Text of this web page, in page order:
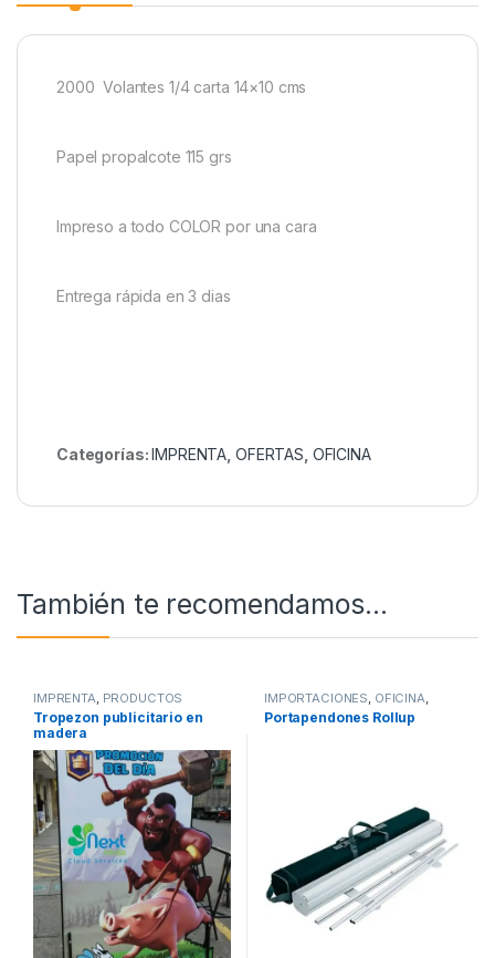
2000 Volantes 1/4 carta 14×10 cms
Papel propalcote 115 grs
Impreso a todo COLOR por una cara
Entrega rápida en 3 dias
Categorías:IMPRENTA OFERTAS OFICINA
También te recomendamos…
IMPRENTA PRODUCTOS
NACIONALES PUBLICIDAD
EXTERIOR
Tropezon publicitario en
madera
IMPORTACIONES OFICINA
PROMOCIONALES, PUBLICIDAD
EXTERIOR
Portapendones Rollup